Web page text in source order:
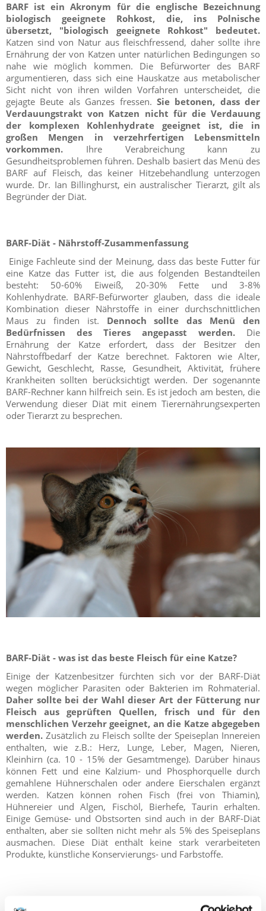
BARF ist ein Akronym für die englische Bezeichnung
biologisch geeignete Rohkost, die, ins Polnische
übersetzt, "biologisch geeignete Rohkost" bedeutet.
Katzen sind von Natur aus fleischfressend, daher sollte ihre
Ernährung der von Katzen unter natürlichen Bedingungen so
nahe wie möglich kommen. Die Befürworter des BARF
argumentieren, dass sich eine Hauskatze aus metabolischer
Sicht nicht von ihren wilden Vorfahren unterscheidet, die
gejagte Beute als Ganzes fressen. Sie betonen, dass der
Verdauungstrakt von Katzen nicht für die Verdauung
der komplexen Kohlenhydrate geeignet ist, die in
großen Mengen in verzehrfertigen Lebensmitteln
vorkommen. Ihre Verabreichung kann zu
Gesundheitsproblemen führen. Deshalb basiert das Menü des
BARF auf Fleisch, das keiner Hitzebehandlung unterzogen
wurde. Dr. Ian Billinghurst, ein australischer Tierarzt, gilt als
Begründer der Diät.
BARF-Diät - Nährstoff-Zusammenfassung
Einige Fachleute sind der Meinung, dass das beste Futter für
eine Katze das Futter ist, die aus folgenden Bestandteilen
besteht: 50-60% Eiweiß, 20-30% Fette und 3-8%
Kohlenhydrate. BARF-Befürworter glauben, dass die ideale
Kombination dieser Nährstoffe in einer durchschnittlichen
Maus zu finden ist. Dennoch sollte das Menü den
Bedürfnissen des Tieres angepasst werden. Die
Ernährung der Katze erfordert, dass der Besitzer den
Nährstoffbedarf der Katze berechnet. Faktoren wie Alter,
Gewicht, Geschlecht, Rasse, Gesundheit, Aktivität, frühere
Krankheiten sollten berücksichtigt werden. Der sogenannte
BARF-Rechner kann hilfreich sein. Es ist jedoch am besten, die
Verwendung dieser Diät mit einem Tierernährungsexperten
oder Tierarzt zu besprechen.
BARF-Diät - was ist das beste Fleisch für eine Katze?
Einige der Katzenbesitzer fürchten sich vor der BARF-Diät
wegen möglicher Parasiten oder Bakterien im Rohmaterial.
Daher sollte bei der Wahl dieser Art der Fütterung nur
Fleisch aus geprüften Quellen, frisch und für den
menschlichen Verzehr geeignet, an die Katze abgegeben
werden. Zusätzlich zu Fleisch sollte der Speiseplan Innereien
enthalten, wie z.B.: Herz, Lunge, Leber, Magen, Nieren,
Kleinhirn (ca. 10 - 15% der Gesamtmenge). Darüber hinaus
können Fett und eine Kalzium- und Phosphorquelle durch
gemahlene Hühnerschalen oder andere Eierschalen ergänzt
werden. Katzen können rohen Fisch (frei von Thiamin),
Hühnereier und Algen, Fischöl, Bierhefe, Taurin erhalten.
Einige Gemüse- und Obstsorten sind auch in der BARF-Diät
enthalten, aber sie sollten nicht mehr als 5% des Speiseplans
ausmachen. Diese Diät enthält keine stark verarbeiteten
Produkte, künstliche Konservierungs- und Farbstoffe.